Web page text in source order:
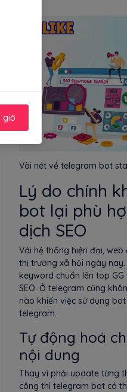
Vài nét về telegram bot
Lý do chính
bot lại phù
dịch SEO
Với hệ thống hiện đại,
thị trường xã hội ngày
keyword chuẩn lên top
SEO. Ở telegram cũng
nào khiến việc sử dụng
telegram.
Tự động hoá
nội dung
Thay vì phải update từng
công thì telegram bot có
giờ